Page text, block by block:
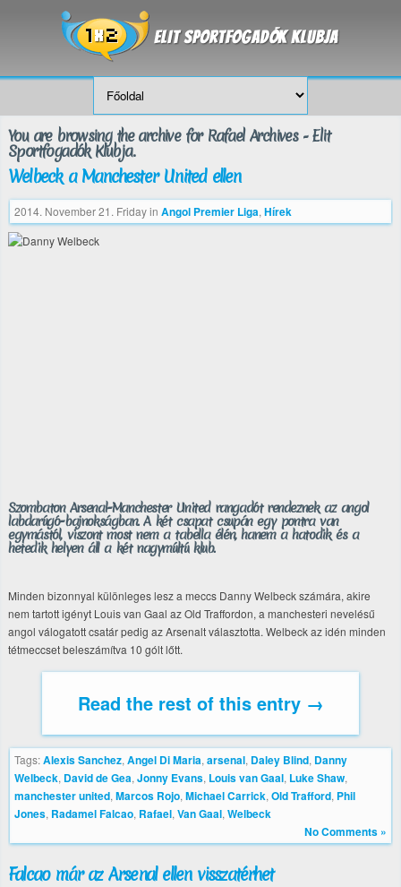
You are browsing the archive for Rafael Archives - Elit
Sportfogadók Klubja.
Welbeck a Manchester United ellen
2014. November 21. Fridayin Angol Premier Liga, Hírek
Szombaton Arsenal-Manchester United rangadót rendeznek az angol
labdarúgó-bajnokságban. A két csapat csupán egy pontra van
egymástól, viszont most nem a tabella élén, hanem a hatodik és a
hetedik helyen áll a két nagymúltú klub.
Minden bizonnyal különleges lesz a meccs Danny Welbeck számára, akire
nem tartott igényt Louis van Gaal az Old Traffordon, a manchesteri nevelésű
angol válogatott csatár pedig az Arsenalt választotta. Welbeck az idén minden
tétmeccset beleszámítva 10 gólt lőtt.
Read the rest of this entry →
Tags:Alexis Sanchez, Angel Di Maria, arsenal, Daley Blind, Danny
Welbeck, David de Gea, Jonny Evans, Louis van Gaal, Luke Shaw,
manchester united, Marcos Rojo, Michael Carrick, Old Trafford, Phil
Jones, Radamel Falcao, Rafael, Van Gaal, Welbeck
No Comments »
Falcao már az Arsenal ellen visszatérhet